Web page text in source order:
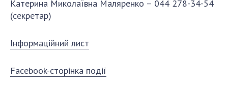
Катерина Миколаївна Маляренко – 044 278-34-54
(секретар)
Інформаційний лист
Facebook-сторінка події